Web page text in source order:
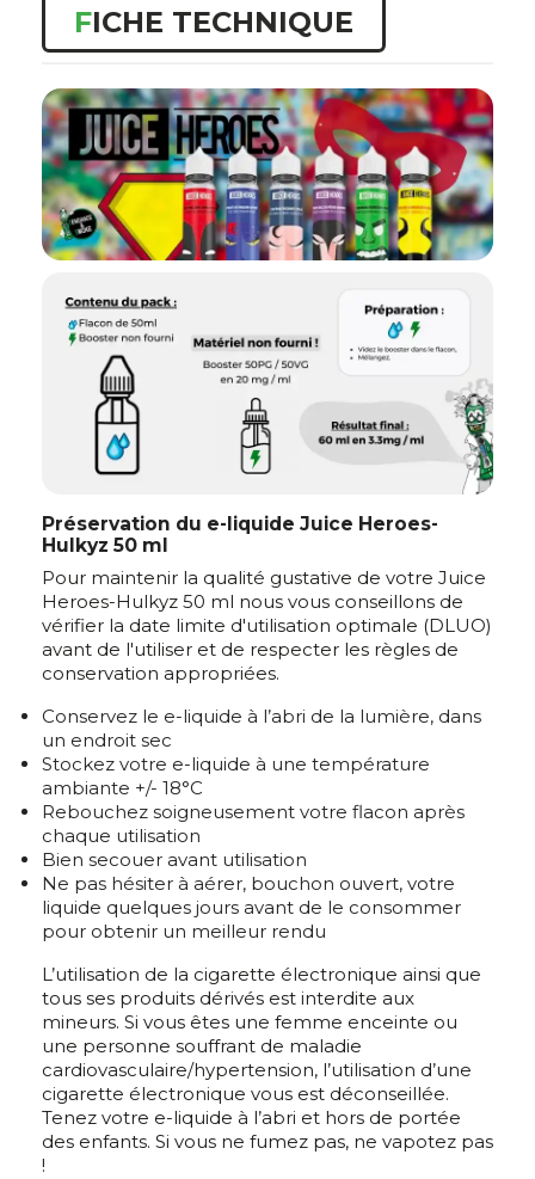
FICHE TECHNIQUE
Préservation du e-liquide Juice Heroes-
Hulkyz 50 ml
Pour maintenir la qualité gustative de votre Juice
Heroes-Hulkyz 50 ml nous vous conseillons de
vérifier la date limite d'utilisation optimale (DLUO)
avant de l'utiliser et de respecter les règles de
conservation appropriées.
Conservez le e-liquide à l’abri de la lumière, dans
un endroit sec
Stockez votre e-liquide à une température
ambiante +/- 18°C
Rebouchez soigneusement votre flacon après
chaque utilisation
Bien secouer avant utilisation
Ne pas hésiter à aérer, bouchon ouvert, votre
liquide quelques jours avant de le consommer
pour obtenir un meilleur rendu
L’utilisation de la cigarette électronique ainsi que
tous ses produits dérivés est interdite aux
mineurs. Si vous êtes une femme enceinte ou
une personne souffrant de maladie
cardiovasculaire/hypertension, l’utilisation d’une
cigarette électronique vous est déconseillée.
Tenez votre e-liquide à l’abri et hors de portée
des enfants. Si vous ne fumez pas, ne vapotez pas
!